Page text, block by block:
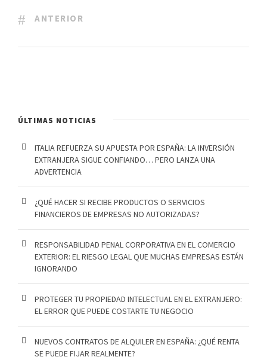
ANTERIOR
ÚLTIMAS NOTICIAS
ITALIA REFUERZA SU APUESTA POR ESPAÑA: LA INVERSIÓN
EXTRANJERA SIGUE CONFIANDO… PERO LANZA UNA
ADVERTENCIA
¿QUÉ HACER SI RECIBE PRODUCTOS O SERVICIOS
FINANCIEROS DE EMPRESAS NO AUTORIZADAS?
RESPONSABILIDAD PENAL CORPORATIVA EN EL COMERCIO
EXTERIOR: EL RIESGO LEGAL QUE MUCHAS EMPRESAS ESTÁN
IGNORANDO
PROTEGER TU PROPIEDAD INTELECTUAL EN EL EXTRANJERO:
EL ERROR QUE PUEDE COSTARTE TU NEGOCIO
NUEVOS CONTRATOS DE ALQUILER EN ESPAÑA: ¿QUÉ RENTA
SE PUEDE FIJAR REALMENTE?